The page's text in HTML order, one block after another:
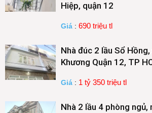
Hiệp, quận 12
Giá : 690 triệu tl
Nhà đúc 2 lầu Sổ
Khương Quận 12, TP
Giá : 1 tỷ 350 triệu tl
Nhà 2 lầu 4 phòng ngủ,